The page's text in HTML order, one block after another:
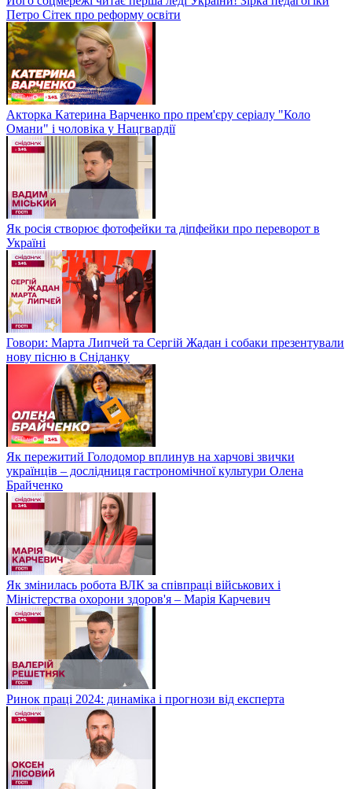
Петро Сітек про реформу освіти
Акторка Катерина Варченко про прем'єру серіалу "Коло
Омани" і чоловіка у Нацгвардії
Як росія створює фотофейки та діпфейки про переворот в
Україні
Говори: Марта Липчей та Сергій Жадан і собаки презентували
нову пісню в Сніданку
Як пережитий Голодомор вплинув на харчові звички
українців – дослідниця гастрономічної культури Олена
Брайченко
Як змінилась робота ВЛК за співпраці військових і
Міністерства охорони здоров'я – Марія Карчевич
Ринок праці 2024: динаміка і прогнози від експерта